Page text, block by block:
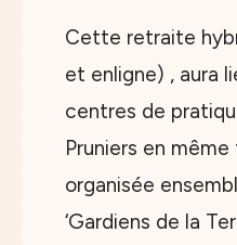
Cette retraite
et enligne) , aura
centres de
Pruniers en
organisée
‘Gardiens de la